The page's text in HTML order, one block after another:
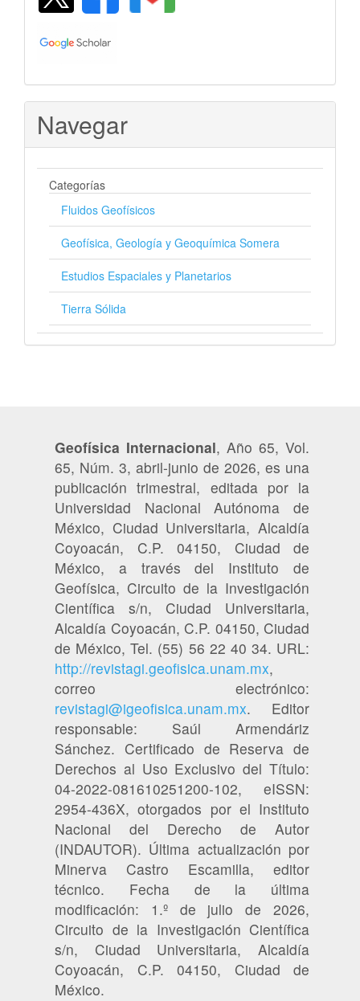
Navegar
Categorías
Fluidos Geofísicos
Geofísica, Geología y Geoquímica Somera
Estudios Espaciales y Planetarios
Tierra Sólida
Geofísica Internacional, Año 65, Vol.
65, Núm. 3, abril-junio de 2026, es una
publicación trimestral, editada por la
Universidad Nacional Autónoma de
México, Ciudad Universitaria, Alcaldía
Coyoacán, C.P. 04150, Ciudad de
México, a través del Instituto de
Geofísica, Circuito de la Investigación
Científica s/n, Ciudad Universitaria,
Alcaldía Coyoacán, C.P. 04150, Ciudad
de México, Tel. (55) 56 22 40 34. URL:
http://revistagi.geofisica.unam.mx,
correo electrónico:
revistagi@igeofisica.unam.mx. Editor
responsable: Saúl Armendáriz
Sánchez. Certificado de Reserva de
Derechos al Uso Exclusivo del Título:
04-2022-081610251200-102, eISSN:
2954-436X, otorgados por el Instituto
Nacional del Derecho de Autor
(INDAUTOR). Última actualización por
Minerva Castro Escamilla, editor
técnico. Fecha de la última
modificación: 1.º de julio de 2026,
Circuito de la Investigación Científica
s/n, Ciudad Universitaria, Alcaldía
Coyoacán, C.P. 04150, Ciudad de
México.